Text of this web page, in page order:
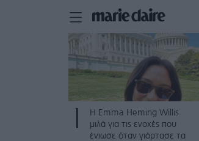
H Emma Heming Willis
μιλά για τις ενοχές που
ένιωσε όταν γιόρτασε τα